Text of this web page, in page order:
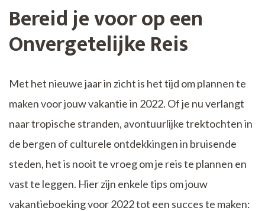
Bereid je voor op een
Onvergetelijke Reis
Met het nieuwe jaar in zicht is het tijd om plannen te
maken voor jouw vakantie in 2022. Of je nu verlangt
naar tropische stranden, avontuurlijke trektochten in
de bergen of culturele ontdekkingen in bruisende
steden, het is nooit te vroeg om je reis te plannen en
vast te leggen. Hier zijn enkele tips om jouw
vakantieboeking voor 2022 tot een succes te maken: